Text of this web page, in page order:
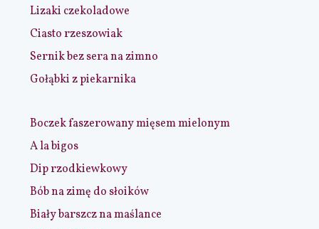
Lizaki czekoladowe
Ciasto rzeszowiak
Sernik bez sera na zimno
Gołąbki z piekarnika
Boczek faszerowany mięsem mielonym
A la bigos
Dip rzodkiewkowy
Bób na zimę do słoików
Biały barszcz na maślance